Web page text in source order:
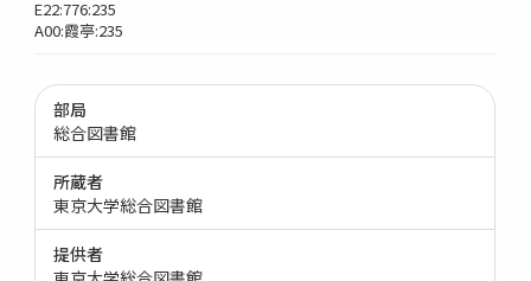
E22:776:235
A00:霞亭:235
部局
総合図書館
所蔵者
東京大学総合図書館
提供者